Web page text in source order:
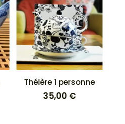
Théière 1 personne
35,00 €